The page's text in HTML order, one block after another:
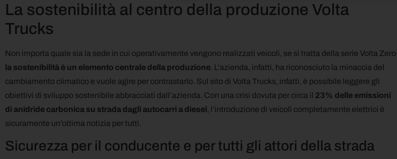
La sostenibilità al centro della produzione Volta
Trucks
Non importa quale sia la sede in cui operativamente vengono realizzati veicoli, se si tratta della serie Volta Zero
la sostenibilità è un elemento centrale della produzione. L’azienda, infatti, ha riconosciuto la minaccia del
cambiamento climatico e vuole agire per contrastarlo. Sul sito di Volta Trucks, infatti, è possibile leggere gli
obiettivi di sviluppo sostenibile abbracciati dall’azienda. Con una crisi dovuta per circa il 23% delle emissioni
di anidride carbonica su strada dagli autocarri a diesel , l’introduzione di veicoli completamente elettrici è
sicuramente un’ottima notizia per tutti.
Sicurezza per il conducente e per tutti gli attori della strada